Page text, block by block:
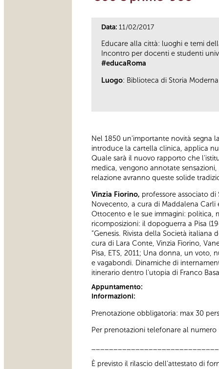
Data: 11/02/2017
Educare alla città: luoghi e temi
Incontro per docenti e studenti
#educaRoma
Luogo: Biblioteca di Storia
Nel 1850 un'importante novità segna
introduce la cartella clinica, applica
Quale sarà il nuovo rapporto che
medica, vengono annotate
relazione avranno queste solide
Vinzia Fiorino, professore associato
Novecento, a cura di Maddalena Carli
Ottocento e le sue immagini: politica,
ricomposizioni: il dopoguerra a Pisa
“Genesis. Rivista della Società
cura di Lara Conte, Vinzia Fiorino,
Pisa, ETS, 2011; Una donna, un voto,
e vagabondi. Dinamiche di
itinerario dentro l'utopia di Franco
Appuntamento:
Informazioni:
Prenotazione obbligatoria: max 30
Per prenotazioni telefonare al
È previsto il rilascio dell’attestato di